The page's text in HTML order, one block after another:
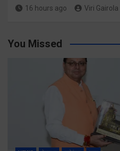
16 hours ago Viri Gairola
You Missed